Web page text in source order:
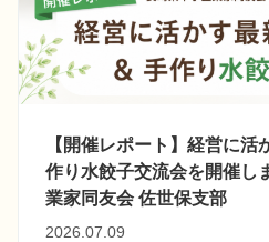
【開催レポート】経営に
作り水餃子交流会を開催し
業家同友会 佐世保支部
2026.07.09